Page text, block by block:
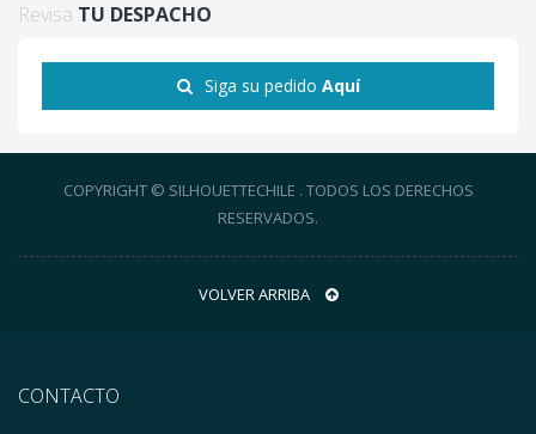
Revisa TU DESPACHO
Siga su pedido Aquí
COPYRIGHT © SILHOUETTECHILE . TODOS LOS DERECHOS
RESERVADOS.
VOLVER ARRIBA
CONTACTO